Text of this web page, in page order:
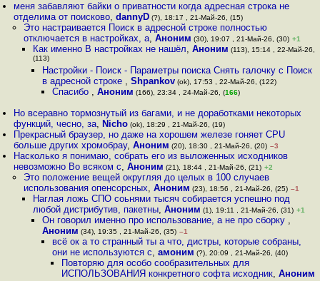
меня забавляют байки о приватности когда адресная строка не
отделима от поисково,dannyD (?), 18:17 , 21-Май-26, (15)
Это настраивается Поиск в адресной строке полностью
отключается в настройках, а, Аноним (30), 19:07 , 21-Май-26, (30) +1
Как именно В настройках не нашёл, Аноним (113), 15:14 , 22-Май-26,
(113)
Настройки - Поиск - Параметры поиска Снять галочку с Поиск
в адресной строке ,Shpankov (ok), 17:53 , 22-Май-26, (122)
Спасибо , Аноним (166), 23:34 , 24-Май-26, (166)
Но всеравно тормознутый из багами, и не доработками некоторых
функций, чесно, за, Nicho (ok), 18:29 , 21-Май-26, (19)
Прекрасный браузер, но даже на хорошем железе гоняет CPU
больше других хромобрау,Аноним (20), 18:30 , 21-Май-26, (20) –3
Насколько я понимаю, собрать его из выложенных исходников
невозможно Во всяком с,Аноним (21), 18:44 , 21-Май-26, (21) +2
Это положение вещей округляя до целых в 100 случаев
использования опенсорсных, Аноним (23), 18:56 , 21-Май-26, (25) –1
Наглая ложь СПО соьнями тысяч собирается успешно под
любой дистрибутив, пакетны, Аноним (1), 19:11 , 21-Май-26, (31) +1
Он говорил именно про использование, а не про сборку ,
Аноним (34), 19:35 , 21-Май-26, (35) –1
всё ок а то странный ты а что, дистры, которые собраны,
они не используются с, амоним (?), 20:09 , 21-Май-26, (40)
Повторяю для особо сообразительных для
ИСПОЛЬЗОВАНИЯ конкретного софта исходник, Аноним